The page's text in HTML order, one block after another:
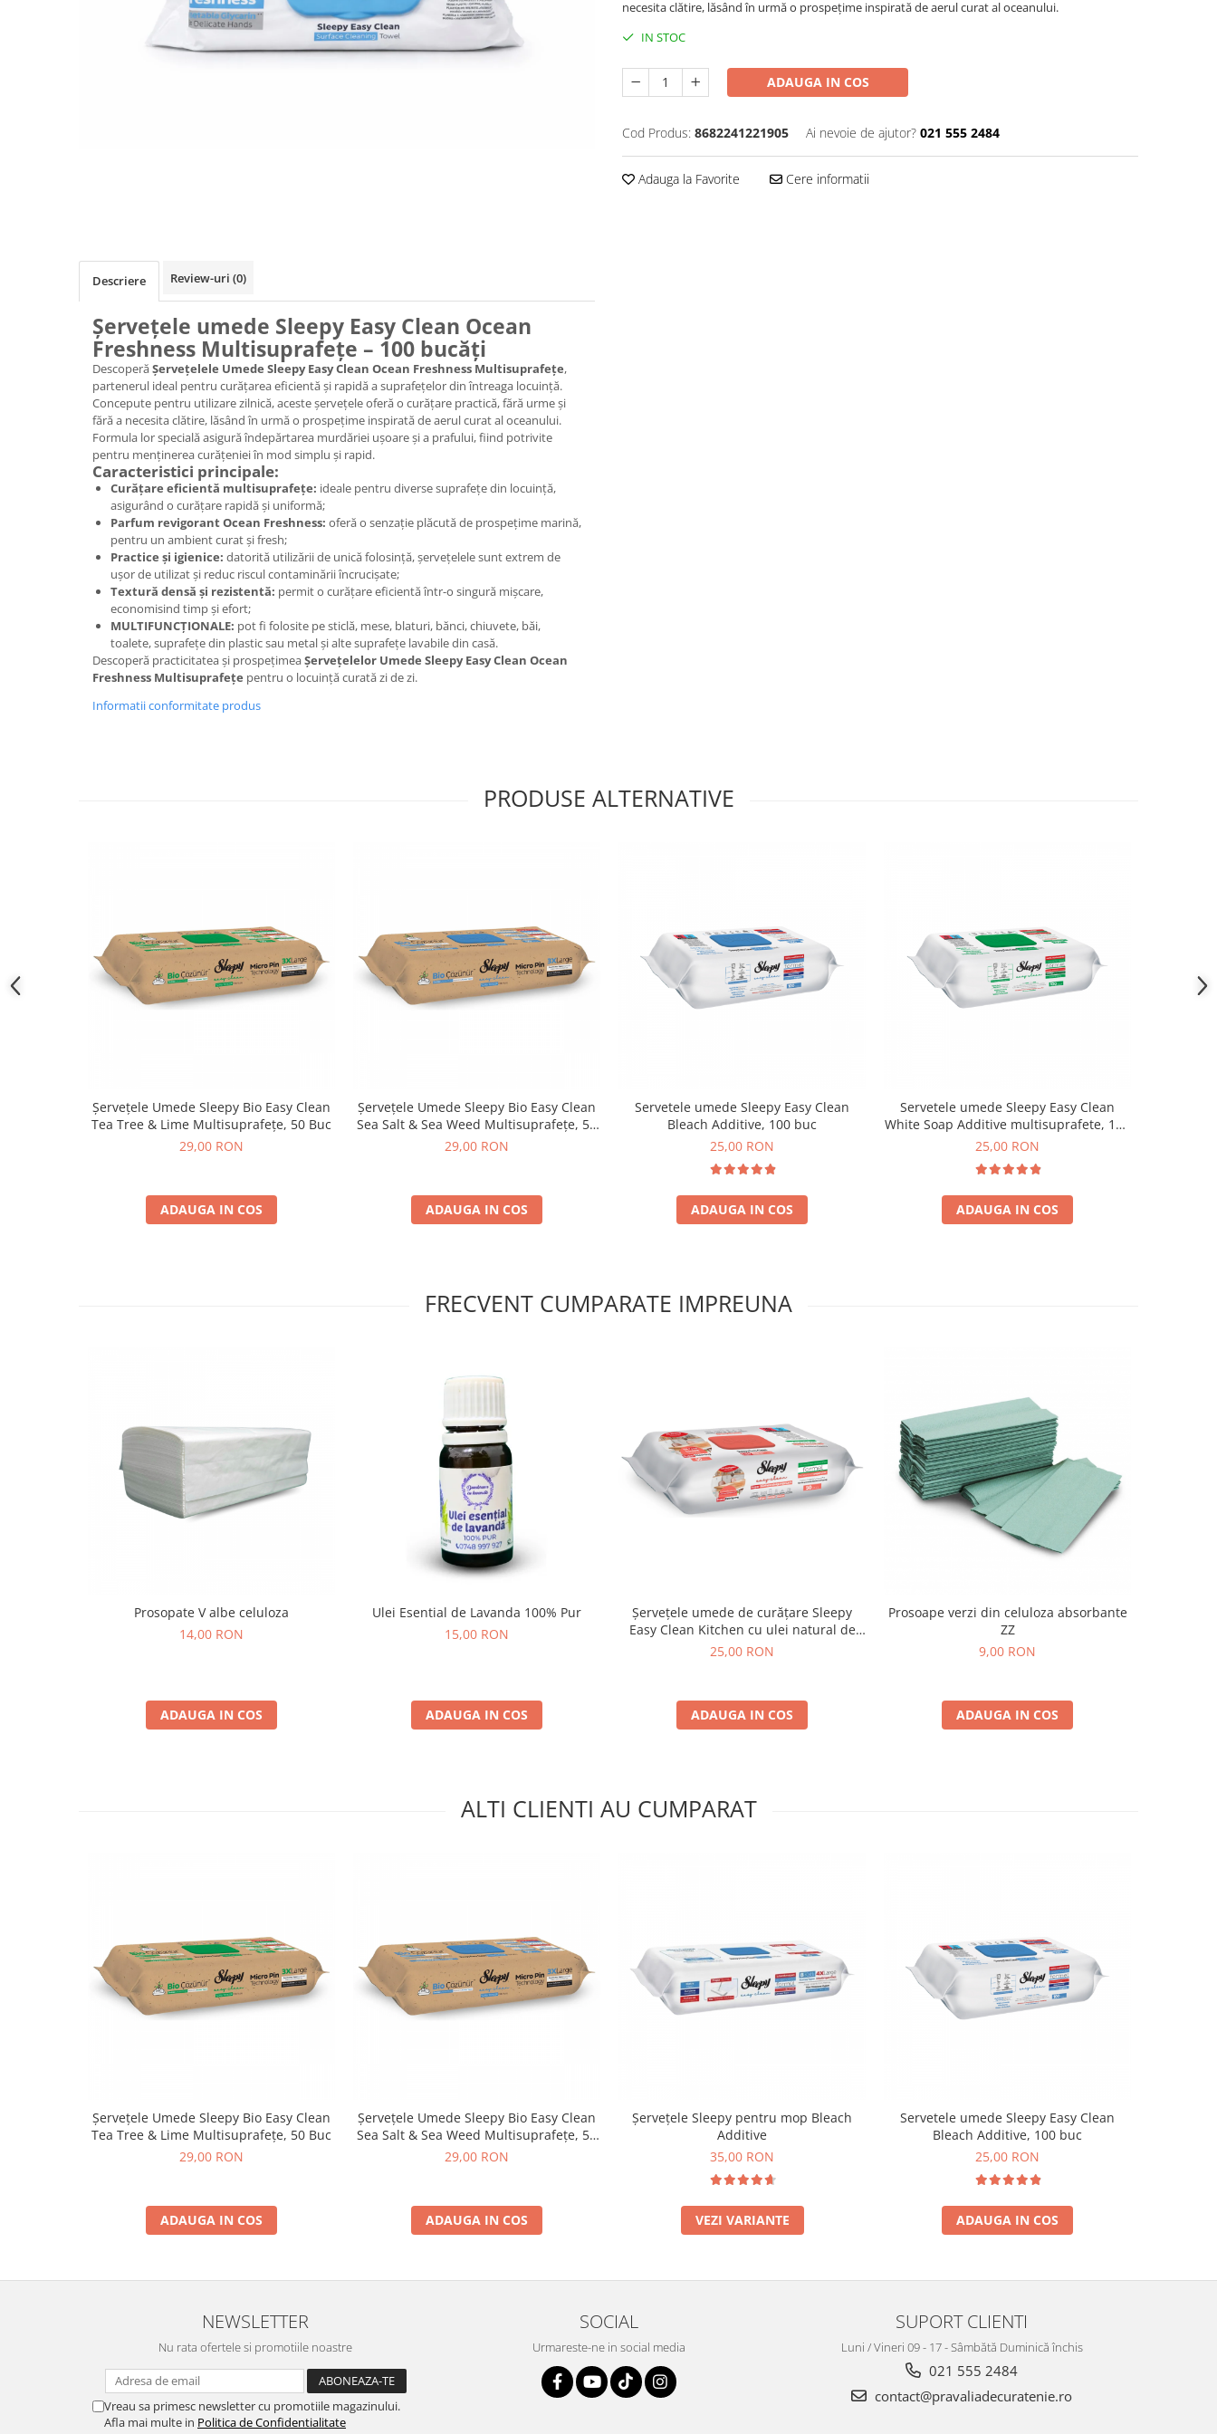
Bioactivatori & Tratamente Fose
Gel de Dus
Produse incontinenta
Servetele Umede
necesita clătire, lăsând în urmă o prospețime inspirată de aerul curat al oceanului.
IN STOC
ADAUGA IN COS
Cod Produs: 8682241221905 Ai nevoie de ajutor? 021 555 2484
Adauga la Favorite Cere informatii
Descriere Review-uri (0)
Șervețele umede Sleepy Easy Clean Ocean
Freshness Multisuprafețe – 100 bucăți
DescoperăȘervețelele Umede Sleepy Easy Clean Ocean Freshness Multisuprafețe,
partenerul ideal pentru curățarea eficientă și rapidă a suprafețelor din întreaga locuință.
Concepute pentru utilizare zilnică, aceste șervețele oferă o curățare practică, fără urme și
fără a necesita clătire, lăsând în urmă o prospețime inspirată de aerul curat al oceanului.
Formula lor specială asigură îndepărtarea murdăriei ușoare și a prafului, fiind potrivite
pentru menținerea curățeniei în mod simplu și rapid.
Caracteristici principale:
Curățare eficientă multisuprafețe: ideale pentru diverse suprafețe din locuință,
asigurând o curățare rapidă și uniformă;
Parfum revigorant Ocean Freshness: oferă o senzație plăcută de prospețime marină,
pentru un ambient curat și fresh;
Practice și igienice: datorită utilizării de unică folosință, șervețelele sunt extrem de
ușor de utilizat și reduc riscul contaminării încrucișate;
Textură densă și rezistentă: permit o curățare eficientă într-o singură mișcare,
economisind timp și efort;
MULTIFUNCȚIONALE: pot fi folosite pe sticlă, mese, blaturi, bănci, chiuvete, băi,
toalete, suprafețe din plastic sau metal și alte suprafețe lavabile din casă.
Descoperă practicitatea și prospețimeaȘervețelelor Umede Sleepy Easy Clean Ocean
Freshness Multisuprafețe pentru o locuință curată zi de zi.
Informatii conformitate produs
PRODUSE ALTERNATIVE
Șervețele Umede Sleepy Bio Easy Clean
Tea Tree & Lime Multisuprafețe, 50 Buc
29,00 RON
ADAUGA IN COS
Șervețele Umede Sleepy Bio Easy Clean
Sea Salt & Sea Weed Multisuprafețe, 50
Buc
29,00 RON
ADAUGA IN COS
Servetele umede Sleepy Easy Clean
Bleach Additive, 100 buc
25,00 RON
ADAUGA IN COS
Servetele umede Sleepy Easy Clean
White Soap Additive multisuprafete, 100
buc
25,00 RON
ADAUGA IN COS
FRECVENT CUMPARATE IMPREUNA
Prosopate V albe celuloza
14,00 RON
ADAUGA IN COS
Ulei Esential de Lavanda 100% Pur
15,00 RON
ADAUGA IN COS
Șervețele umede de curățare Sleepy
Easy Clean Kitchen cu ulei natural de
grapefruit ROSU– 50 bucăți
25,00 RON
ADAUGA IN COS
Prosoape verzi din celuloza absorbante
ZZ
9,00 RON
ADAUGA IN COS
ALTI CLIENTI AU CUMPARAT
Șervețele Umede Sleepy Bio Easy Clean
Tea Tree & Lime Multisuprafețe, 50 Buc
29,00 RON
ADAUGA IN COS
Șervețele Umede Sleepy Bio Easy Clean
Sea Salt & Sea Weed Multisuprafețe, 50
Buc
29,00 RON
ADAUGA IN COS
Șervețele Sleepy pentru mop Bleach
Additive
35,00 RON
VEZI VARIANTE
Servetele umede Sleepy Easy Clean
Bleach Additive, 100 buc
25,00 RON
ADAUGA IN COS
NEWSLETTER
Nu rata ofertele si promotiile noastre
Vreau sa primesc newsletter cu promotiile magazinului.
Afla mai multe in Politica de Confidentialitate
SOCIAL
Urmareste-ne in social media
SUPORT CLIENTI
Luni / Vineri 09 - 17 - Sâmbătă Duminică închis
021 555 2484
contact@pravaliadecuratenie.ro